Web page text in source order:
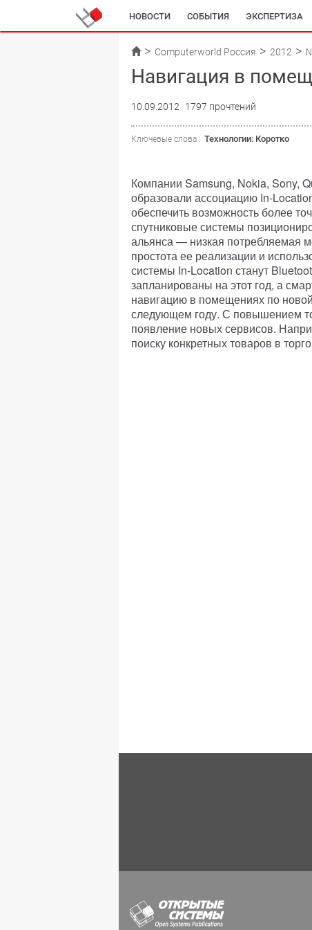
НОВОСТИ СОБЫТИЯ ЭКСПЕРТИЗА
Computerworld Россия 2012
Навигация в
10.09.2012 1797 прочтений
Ключевые слова : Технологии: Коротко
Компании Samsung, Nokia, Sony,
образовали ассоциацию In-
обеспечить возможность более
спутниковые системы
альянса — низкая потребляемая
простота ее реализации и
системы In-Location станут
запланированы на этот год, а
навигацию в помещениях по
следующем году. С повышением
появление новых сервисов.
поиску конкретных товаров в